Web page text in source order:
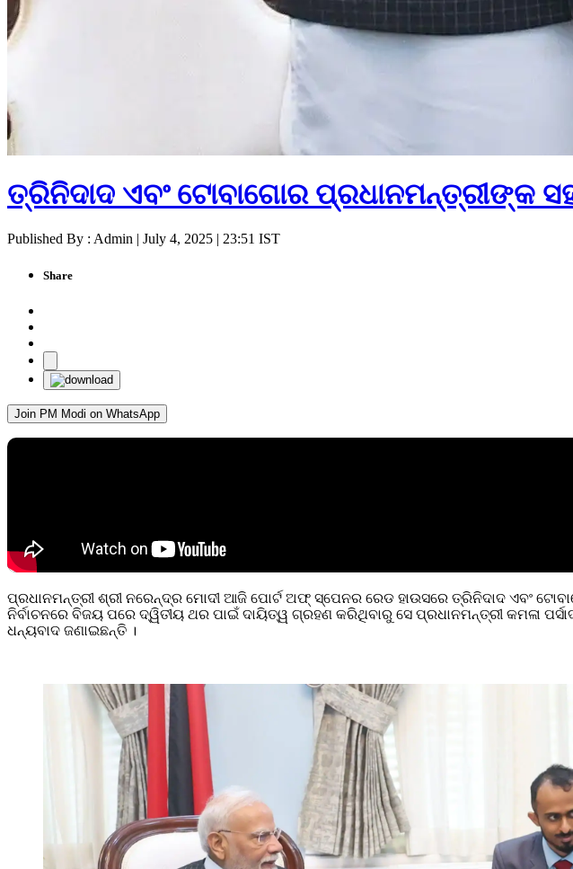
ତ୍ରିନିଦାଦ ଏବଂ ଟୋବାଗୋର ପ୍ରଧାନମନ୍ତ୍ରୀଙ୍କ
Published By : Admin | July 4, 2025 | 23:51 IST
Share
Join PM Modi on WhatsApp
ପ୍ରଧାନମନ୍ତ୍ରୀ ଶ୍ରୀ ନରେନ୍ଦ୍ର ମୋଦୀ ଆଜି ପୋର୍ଟ ଅଫ୍ ସ୍ପେନର ରେଡ ହାଉସରେ ତ୍ରିନିଦାଦ ଏବଂ
ନିର୍ବାଚନରେ ​​ବିଜୟ ପରେ ଦ୍ୱିତୀୟ ଥର ପାଇଁ ଦାୟିତ୍ୱ ଗ୍ରହଣ କରିଥିବାରୁ ସେ ପ୍ରଧାନମନ୍ତ୍ରୀ କମଳା
ଧନ୍ୟବାଦ ଜଣାଇଛନ୍ତି ।